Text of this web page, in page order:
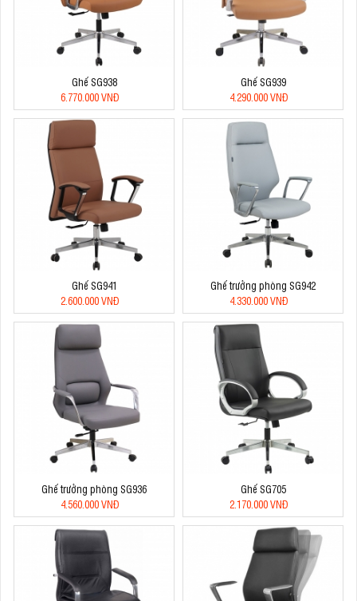
Ghế SG938
6.770.000 VNĐ
Ghế SG939
4.290.000 VNĐ
Ghế SG941
2.600.000 VNĐ
Ghế trưởng phòng SG942
4.330.000 VNĐ
Ghế trưởng phòng SG936
4.560.000 VNĐ
Ghế SG705
2.170.000 VNĐ